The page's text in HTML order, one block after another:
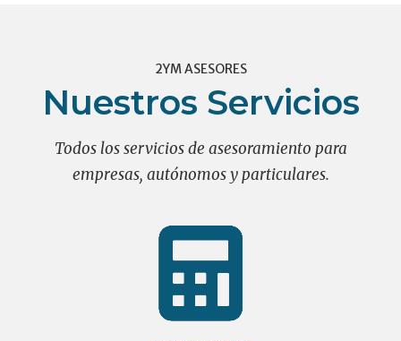
2YM ASESORES
Nuestros Servicios
Todos los servicios de asesoramiento para
empresas, autónomos y particulares.